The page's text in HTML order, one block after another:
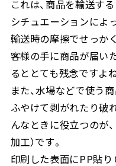
これは、商品を輸送す
シチュエーションによ
輸送時の摩擦でせっか
客様の手に商品が届い
るととても残念ですよね
また、水場などで使う
ふやけて剥がれたり破
んなときに役立つのが
加工）です。
印刷した表面にPP貼り